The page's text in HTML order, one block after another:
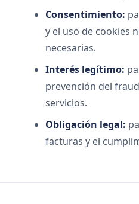
Consentimiento:
y el uso de cookies
necesarias.
Interés legítimo:
prevención del
servicios.
Obligación legal:
facturas y el